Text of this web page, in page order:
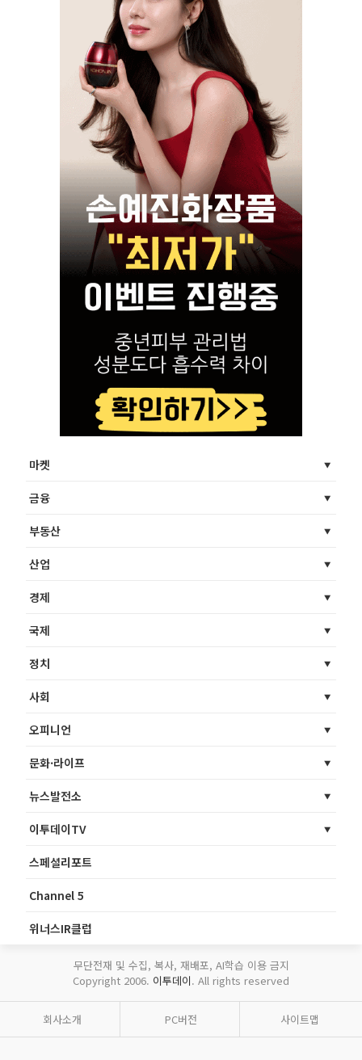
마켓
금융
부동산
산업
경제
국제
정치
사회
오피니언
문화·라이프
뉴스발전소
이투데이TV
스페셜리포트
Channel 5
위너스IR클럽
무단전재 및 수집, 복사, 재배포, AI학습 이용 금지
Copyright 2006. 이투데이. All rights reserved
회사소개 PC버전 사이트맵